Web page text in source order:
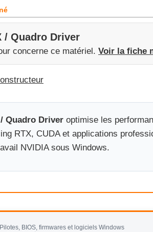
/ Quadro Driver
concerne ce matériel. Voir la fiche
Quadro Driver optimise les
RTX, CUDA et applications
NVIDIA sous Windows.
Pilotes, BIOS, firmwares et logiciels Windows